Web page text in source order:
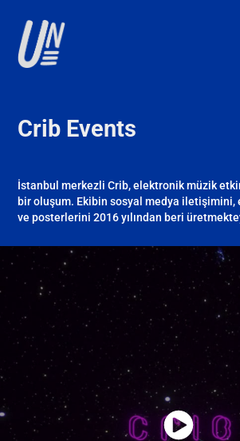
Crib Events
İstanbul merkezli Crib, elektronik müzik
bir oluşum. Ekibin sosyal medya iletişimini,
ve posterlerini 2016 yılından beri